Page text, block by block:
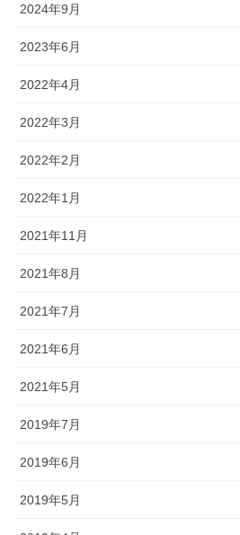
2024年9月
2023年6月
2022年4月
2022年3月
2022年2月
2022年1月
2021年11月
2021年8月
2021年7月
2021年6月
2021年5月
2019年7月
2019年6月
2019年5月